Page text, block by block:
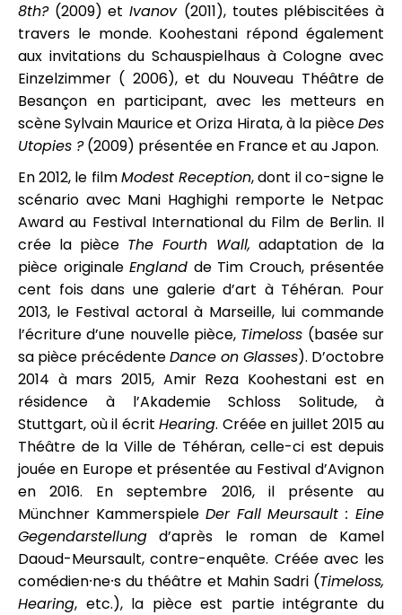
8th?(2009) etIvanov (2011), toutes plébiscitées à
travers le monde. Koohestani répond également
aux invitations du Schauspielhaus à Cologne avec
Einzelzimmer ( 2006), et du Nouveau Théâtre de
Besançon en participant, avec les metteurs en
scène Sylvain Maurice et Oriza Hirata, à la pièceDes
Utopies ?(2009) présentée en France et au Japon.
En 2012, le filmModest Reception, dont il co-signe le
scénario avec Mani Haghighi remporte le Netpac
Award au Festival International du Film de Berlin. Il
crée la pièce The Fourth Wall, adaptation de la
pièce originale England de Tim Crouch, présentée
cent fois dans une galerie d’art à Téhéran. Pour
2013, le Festival actoral à Marseille, lui commande
l’écriture d’une nouvelle pièce, Timeloss (basée sur
sa pièce précédenteDance on Glasses). D’octobre
2014 à mars 2015, Amir Reza Koohestani est en
résidence à l’Akademie Schloss Solitude, à
Stuttgart, où il écritHearing. Créée en juillet 2015 au
Théâtre de la Ville de Téhéran, celle-ci est depuis
jouée en Europe et présentée au Festival d’Avignon
en 2016. En septembre 2016, il présente au
Münchner Kammerspiele Der Fall Meursault : Eine
Gegendarstellung d’après le roman de Kamel
Daoud-Meursault, contre-enquête. Créée avec les
comédien⸱ne⸱s du théâtre et Mahin Sadri (Timeloss,
Hearing, etc.), la pièce est partie intégrante du